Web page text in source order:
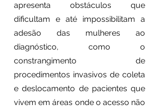
apresenta obstáculos que
dificultam e até impossibilitam a
adesão das mulheres ao
diagnóstico, como o
constrangimento de
procedimentos invasivos de coleta
e deslocamento de pacientes que
vivem em áreas onde o acesso não